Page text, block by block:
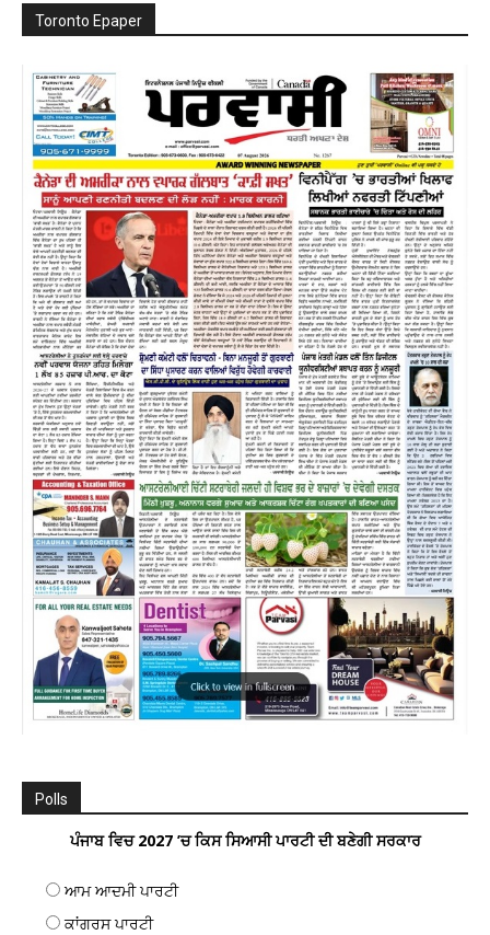
Toronto Epaper
Polls
ਪੰਜਾਬ ਵਿਚ 2027 ’ਚ ਕਿਸ ਸਿਆਸੀ ਪਾਰਟੀ ਦੀ ਬਣੇਗੀ ਸਰਕਾਰ
ਆਮ ਆਦਮੀ ਪਾਰਟੀ
ਕਾਂਗਰਸ ਪਾਰਟੀ